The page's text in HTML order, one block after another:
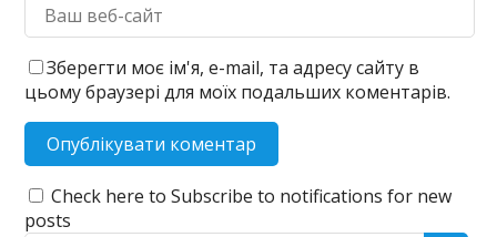
Зберегти моє ім'я, e-mail, та адресу сайту в
цьому браузері для моїх подальших коментарів.
Check here to Subscribe to notifications for new
posts